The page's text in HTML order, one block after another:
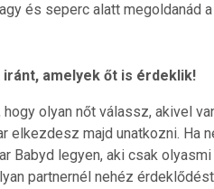
és seperc alatt megoldanád a
amelyek őt is érdeklik!
olyan nőt válassz, akivel
elkezdesz majd unatkozni. Ha
Babyd legyen, aki csak
partnernél nehéz